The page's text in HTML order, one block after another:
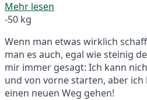
Mehr lesen
-50 kg
Wenn man etwas wirklich
man es auch, egal wie steinig
mir immer gesagt: Ich kann
und von vorne starten, aber
einen neuen Weg gehen!